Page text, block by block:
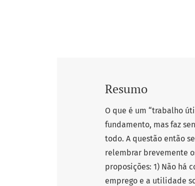
Resumo
O que é um “trabalho
fundamento, mas faz
todo. A questão então
relembrar brevemente
proposições: 1) Não há
emprego e a utilidade